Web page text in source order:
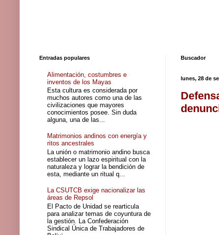
Buscador
lunes, 28 de
Entradas populares
Alimentación, costumbres e
inventos de los Mayas
Esta cultura es considerada por
muchos autores como una de las
civilizaciones que mayores
conocimientos posee. Sin duda
alguna, una de las...
Matrimonios andinos con energía y
ritos ancestrales
La unión o matrimonio andino busca
establecer un lazo espiritual con la
naturaleza y lograr la bendición de
esta, mediante un ritual q...
La CSUTCB exige nacionalizar las
áreas de Repsol
El Pacto de Unidad se rearticula
para analizar temas de coyuntura de
la gestión. La Confederación
Sindical Única de Trabajadores de